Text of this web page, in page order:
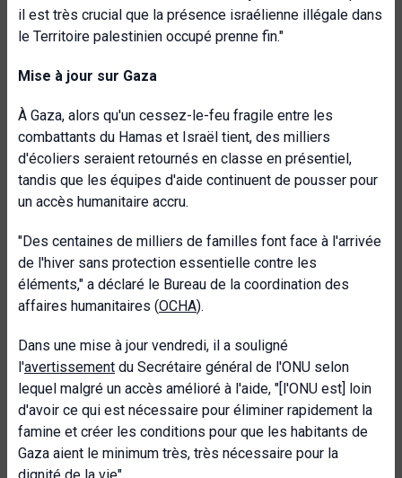
il est très crucial que la présence israélienne illégale dans
le Territoire palestinien occupé prenne fin."
Mise à jour sur Gaza
À Gaza, alors qu'un cessez-le-feu fragile entre les
combattants du Hamas et Israël tient, des milliers
d'écoliers seraient retournés en classe en présentiel,
tandis que les équipes d'aide continuent de pousser pour
un accès humanitaire accru.
"Des centaines de milliers de familles font face à l'arrivée
de l'hiver sans protection essentielle contre les
éléments," a déclaré le Bureau de la coordination des
affaires humanitaires (OCHA).
Dans une mise à jour vendredi, il a souligné
l'avertissement du Secrétaire général de l'ONU selon
lequel malgré un accès amélioré à l'aide, "[l'ONU est] loin
d'avoir ce qui est nécessaire pour éliminer rapidement la
famine et créer les conditions pour que les habitants de
Gaza aient le minimum très, très nécessaire pour la